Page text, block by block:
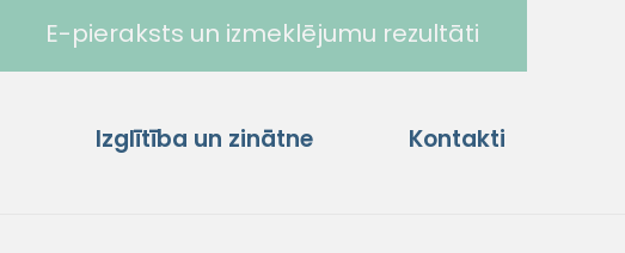
E-pieraksts un izmeklējumu rezultāti
Izglītība un zinātne Kontakti